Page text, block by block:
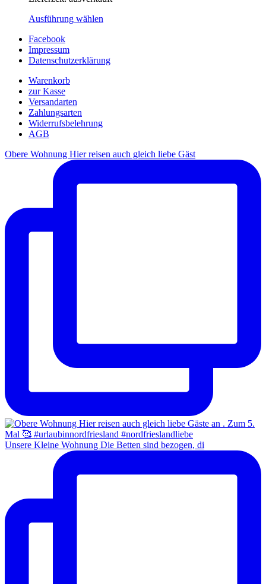
Ausführung wählen
Facebook
Impressum
Datenschutzerklärung
Warenkorb
zur Kasse
Versandarten
Zahlungsarten
Widerrufsbelehrung
AGB
Obere Wohnung Hier reisen auch gleich liebe Gäst
Unsere Kleine Wohnung Die Betten sind bezogen, di